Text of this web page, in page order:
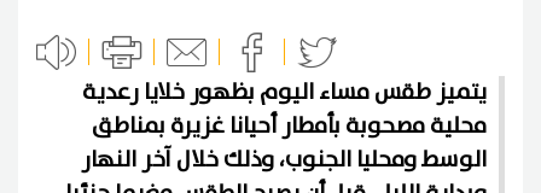
يتميز طقس مساء اليوم بظهور خلايا رعدية
محلية مصحوبة بأمطار أحيانا غزيرة بمناطق
الوسط ومحليا الجنوب، وذلك خلال آخر النهار